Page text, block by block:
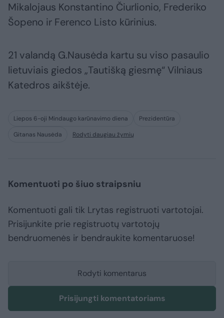
Mikalojaus Konstantino Čiurlionio, Frederiko
Šopeno ir Ferenco Listo kūrinius.
21 valandą G.Nausėda kartu su viso pasaulio
lietuviais giedos „Tautišką giesmę“ Vilniaus
Katedros aikštėje.
Liepos 6-oji Mindaugo karūnavimo diena
Prezidentūra
Gitanas Nausėda
Rodyti daugiau žymių
Komentuoti po šiuo straipsniu
Komentuoti gali tik Lrytas registruoti vartotojai.
Prisijunkite prie registruotų vartotojų
bendruomenės ir bendraukite komentaruose!
Rodyti komentarus
Prisijungti komentatoriams